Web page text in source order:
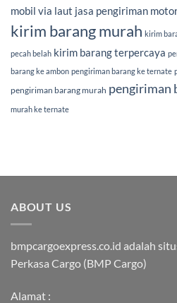
mobil via laut jasa pengiriman
kirim barang murah kirim
pecah belah kirim barang terpercaya
barang ke ambon pengiriman barang ke ternate
pengiriman barang murah pengiriman
murah ke ternate
ABOUT US
bmpcargoexpress.co.id adalah
Perkasa Cargo (BMP Cargo)
Alamat :